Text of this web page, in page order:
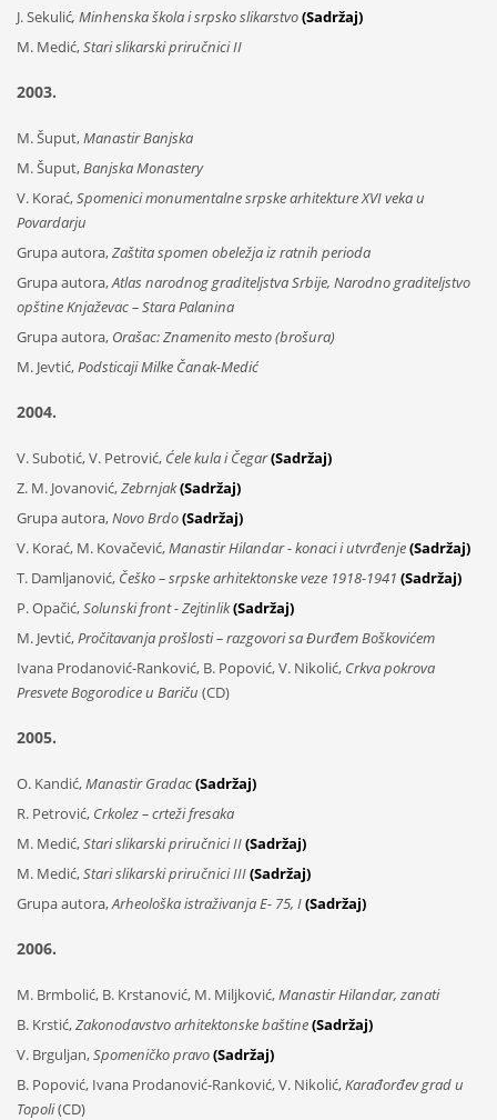
J. Sekulić, Minhenska škola i srpsko slikarstvo(Sadržaj)
M. Medić,Stari slikarski priručnici II
2003.
M. Šuput,Manastir Banjska
M. Šuput,Banjska Monastery
V. Korać,Spomenici monumentalne srpske arhitekture XVI veka u
Povardarju
Grupa autora,Zaštita spomen obeležja iz ratnih perioda
Grupa autora,Atlas narodnog graditeljstva Srbije, Narodno graditeljstvo
opštine Knjaževac – Stara Palanina
Grupa autora, Orašac: Znamenito mesto (brošura)
M. Jevtić,Podsticaji Milke Čanak-Medić
2004.
V. Subotić, V. Petrović, Ćele kula i Čegar(Sadržaj)
Z. M. Jovanović,Zebrnjak(Sadržaj)
Grupa autora,Novo Brdo(Sadržaj)
V. Korać, M. Kovačević,Manastir Hilandar - konaci i utvrđenje(Sadržaj)
T. Damljanović, Češko – srpske arhitektonske veze 1918-1941 (Sadržaj)
P. Opačić,Solunski front - Zejtinlik(Sadržaj)
M. Jevtić,Pročitavanja prošlosti – razgovori sa Đurđem Boškovićem
Ivana Prodanović-Ranković, B. Popović, V. Nikolić, Crkva pokrova
Presvete Bogorodice u Bariču (CD)
2005.
O. Kandić,Manastir Gradac(Sadržaj)
R. Petrović, Crkolez – crteži fresaka
M. Medić,Stari slikarski priručnici II(Sadržaj)
M. Medić,Stari slikarski priručnici III(Sadržaj)
Grupa autora,Arheološka istraživanja E- 75, I(Sadržaj)
2006.
M. Brmbolić, B. Krstanović, M. Miljković,Manastir Hilandar, zanati
B. Krstić,Zakonodavstvo arhitektonske baštine(Sadržaj)
V. Brguljan,Spomeničko pravo(Sadržaj)
B. Popović, Ivana Prodanović-Ranković, V. Nikolić,Karađorđev grad u
Topoli(CD)